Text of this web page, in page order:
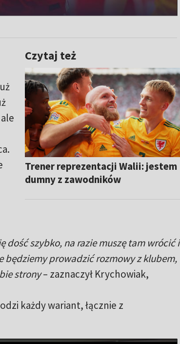
Czytaj też
Trener reprezentacji Walii: jestem
dumny z zawodników
dość szybko, na razie muszę tam wrócić i
będziemy prowadzić rozmowy z klubem,
strony– zaznaczył Krychowiak,
każdy wariant, łącznie z